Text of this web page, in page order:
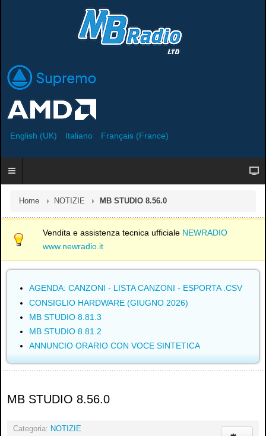
English (UK) Italiano Français (France)
Home NOTIZIE MB STUDIO 8.56.0
Vendita e assistenza tecnica ufficiale NEWRADIO
www.newradio.it
AGENDA: CANZONI - LISTA CANZONI - ESPORTA .CSV
CONSIGLIO HARDWARE (GIUGNO 2026)
MB STUDIO 8.81.3
MB STUDIO 8.81.2
ANNUNCIO ORARIO CON VOCE SINTETICA
MB STUDIO 8.56.0
Categoria: NOTIZIE